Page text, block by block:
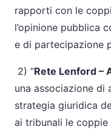
rapporti con le
l’opinione pubblica
e di partecipazione
2) “Rete Lenford –
una associazione di
strategia giuridica
ai tribunali le coppie